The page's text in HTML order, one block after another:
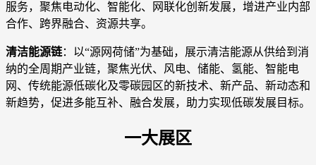
服务，聚焦电动化、智能化、网联化创新发展，增进产业内部
合作、跨界融合、资源共享。
清洁能源链：以“源网荷储”为基础，展示清洁能源从供给到消
纳的全周期产业链，聚焦光伏、风电、储能、氢能、智能电
网、传统能源低碳化及零碳园区的新技术、新产品、新动态和
新趋势，促进多能互补、融合发展，助力实现低碳发展目标。
一大展区